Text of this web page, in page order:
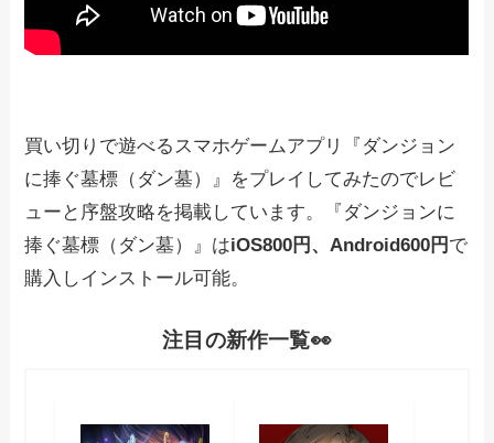
買い切りで遊べるスマホゲームアプリ『ダンジョン
に捧ぐ墓標（ダン墓）』をプレイしてみたのでレビ
ューと序盤攻略を掲載しています。『ダンジョンに
捧ぐ墓標（ダン墓）』はiOS800円、Android600円 で
購入しインストール可能。
注目の新作一覧👀